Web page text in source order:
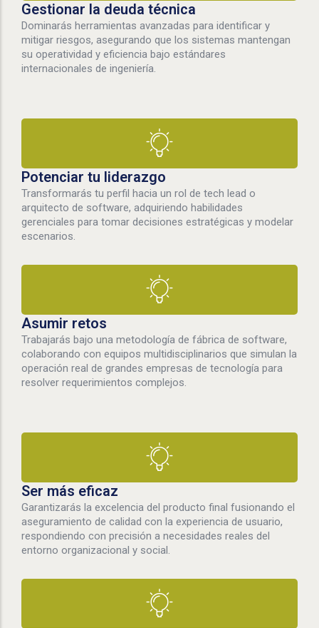
Gestionar la deuda técnica
Dominarás herramientas avanzadas para identificar y
mitigar riesgos, asegurando que los sistemas mantengan
su operatividad y eficiencia bajo estándares
internacionales de ingeniería.
Potenciar tu liderazgo
Transformarás tu perfil hacia un rol de tech lead o
arquitecto de software, adquiriendo habilidades
gerenciales para tomar decisiones estratégicas y modelar
escenarios.
Asumir retos
Trabajarás bajo una metodología de fábrica de software,
colaborando con equipos multidisciplinarios que simulan la
operación real de grandes empresas de tecnología para
resolver requerimientos complejos.
Ser más eficaz
Garantizarás la excelencia del producto final fusionando el
aseguramiento de calidad con la experiencia de usuario,
respondiendo con precisión a necesidades reales del
entorno organizacional y social.